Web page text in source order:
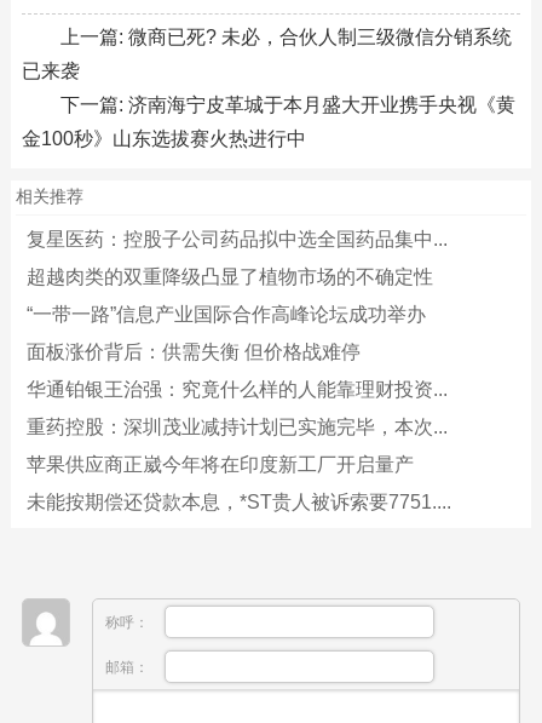
上一篇: 微商已死? 未必，合伙人制三级微信分销系统
已来袭
下一篇: 济南海宁皮革城于本月盛大开业携手央视《黄
金100秒》山东选拔赛火热进行中
相关推荐
复星医药：控股子公司药品拟中选全国药品集中...
超越肉类的双重降级凸显了植物市场的不确定性
“一带一路”信息产业国际合作高峰论坛成功举办
面板涨价背后：供需失衡 但价格战难停
华通铂银王治强：究竟什么样的人能靠理财投资...
重药控股：深圳茂业减持计划已实施完毕，本次...
苹果供应商正崴今年将在印度新工厂开启量产
未能按期偿还贷款本息，*ST贵人被诉索要7751....
称呼：
邮箱：